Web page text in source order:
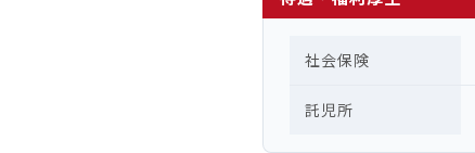
社会保険
託児所